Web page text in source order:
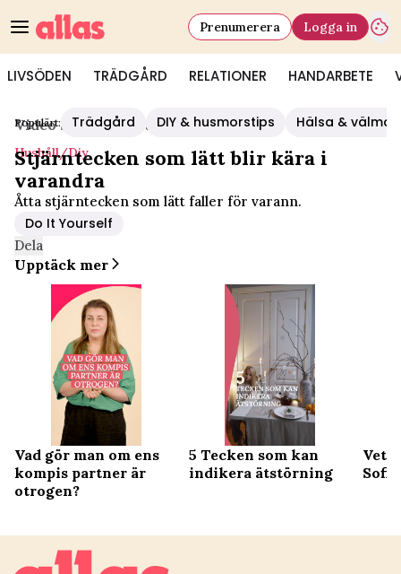
LIVSÖDEN TRÄDGÅRD RELATIONER HANDARBETE
Prenumerera Logga in
Populärt: Trädgård DIY & husmorstips Hälsa &
Video Start/Hushåll/diy
Hushåll/diy
Stjärntecken som lätt blir kära i
varandra
Åtta stjärntecken som lätt faller för varann.
Do It Yourself
Dela
Upptäck mer
Vad gör man om ens
kompis partner är
otrogen?
5 Tecken som kan
indikera ätstörning
Vett